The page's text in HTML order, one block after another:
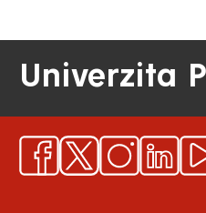
Univerzita